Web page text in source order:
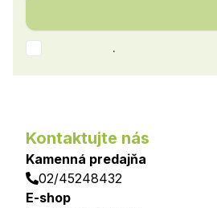
.
Kontaktujte nás
Kamenná predajňa
02/45248432
E-shop